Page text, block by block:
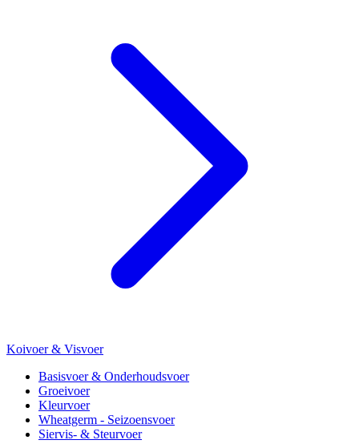
Koivoer & Visvoer
Basisvoer & Onderhoudsvoer
Groeivoer
Kleurvoer
Wheatgerm - Seizoensvoer
Siervis- & Steurvoer